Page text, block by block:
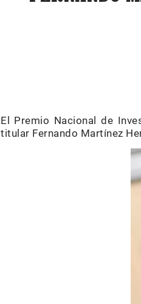
El Premio Nacional de
titular Fernando Martínez